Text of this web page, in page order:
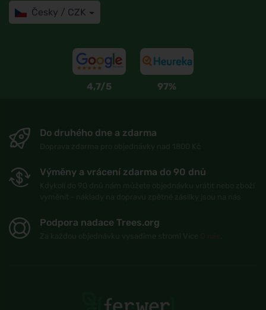
Česky / CZK
4,7/5 97%
Do druhého dne a zdarma
Výměny a vrácení zdarma do 90 dnů
Podpora nadace Trees.org